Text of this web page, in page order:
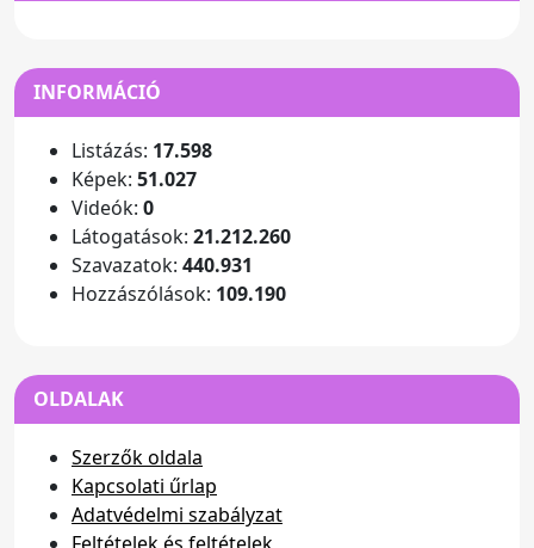
INFORMÁCIÓ
Listázás: 17.598
Képek: 51.027
Videók: 0
Látogatások: 21.212.260
Szavazatok: 440.931
Hozzászólások: 109.190
OLDALAK
Szerzők oldala
Kapcsolati űrlap
Adatvédelmi szabályzat
Feltételek és feltételek